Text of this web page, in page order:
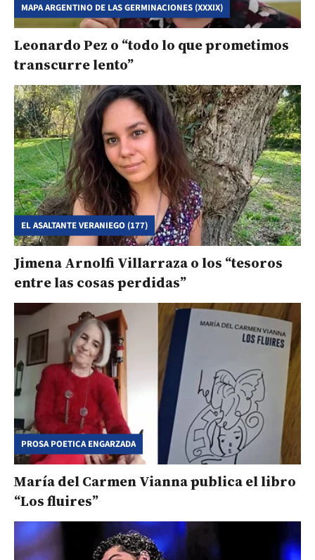
MAPA ARGENTINO DE LAS GERMINACIONES (XXXIX)
Leonardo Pez o “todo lo que prometimos
transcurre lento”
EL ASALTANTE VERANIEGO (177)
Jimena Arnolfi Villarraza o los “tesoros
entre las cosas perdidas”
PROSA POETICA ENGARZADA
María del Carmen Vianna publica el libro
“Los fluires”